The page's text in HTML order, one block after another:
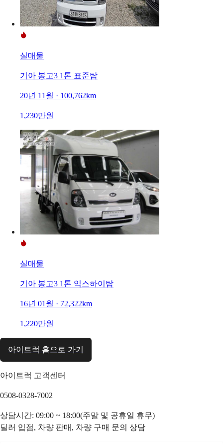
실매물
기아 봉고3 1톤 표준탑
20년 11월 · 100,762km
1,230만원
실매물
기아 봉고3 1톤 익스하이탑
16년 01월 · 72,322km
1,220만원
아이트럭 홈으로 가기
아이트럭 고객센터
0508-0328-7002
상담시간: 09:00 ~ 18:00(주말 및 공휴일 휴무)
딜러 입점, 차량 판매, 차량 구매 문의 상담